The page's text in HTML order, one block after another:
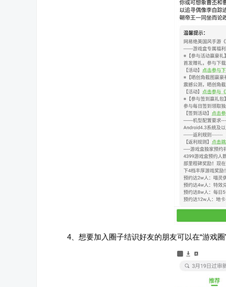
4、想要加入圈子结识好友的朋友可以在“游戏